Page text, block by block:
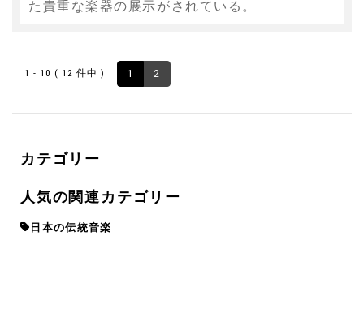
た貴重な楽器の展示がされている。
1 - 10 ( 12 件中 ) 1 2
カテゴリー
人気の関連カテゴリー
日本の伝統音楽